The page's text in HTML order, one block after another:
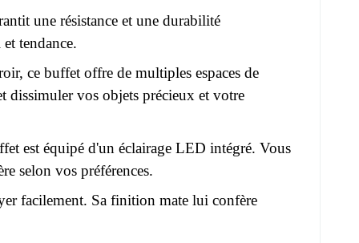
une résistance et une durabilité
tendance.
ce buffet offre de multiples espaces de
dissimuler vos objets précieux et votre
est équipé d'un éclairage LED intégré. Vous
selon vos préférences.
facilement. Sa finition mate lui confère